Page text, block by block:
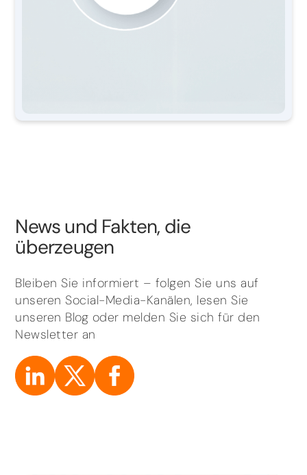
News und Fakten, die
überzeugen
Bleiben Sie informiert – folgen Sie uns auf
unseren Social-Media-Kanälen, lesen Sie
unseren Blog oder melden Sie sich für den
Newsletter an